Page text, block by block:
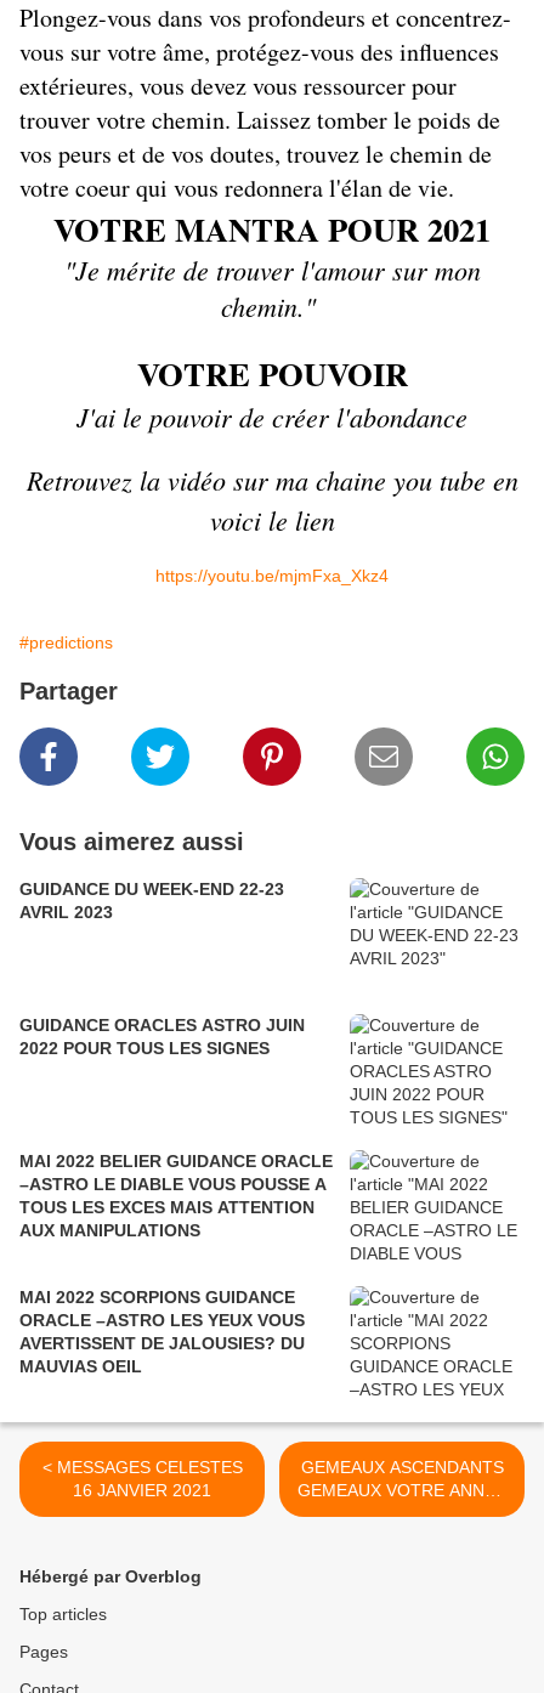
Plongez-vous dans vos profondeurs et concentrez-
vous sur votre âme, protégez-vous des influences
extérieures, vous devez vous ressourcer pour
trouver votre chemin. Laissez tomber le poids de
vos peurs et de vos doutes, trouvez le chemin de
votre coeur qui vous redonnera l'élan de vie.
VOTRE MANTRA POUR 2021
"Je mérite de trouver l'amour sur mon
chemin."
VOTRE POUVOIR
J'ai le pouvoir de créer l'abondance
Retrouvez la vidéo sur ma chaine you tube en
voici le lien
https://youtu.be/mjmFxa_Xkz4
#predictions
Partager
Vous aimerez aussi
GUIDANCE DU WEEK-END 22-23
AVRIL 2023
GUIDANCE ORACLES ASTRO JUIN
2022 POUR TOUS LES SIGNES
MAI 2022 BELIER GUIDANCE ORACLE
–ASTRO LE DIABLE VOUS POUSSE A
TOUS LES EXCES MAIS ATTENTION
AUX MANIPULATIONS
MAI 2022 SCORPIONS GUIDANCE
ORACLE –ASTRO LES YEUX VOUS
AVERTISSENT DE JALOUSIES? DU
MAUVIAS OEIL
< MESSAGES CELESTES
16 JANVIER 2021
GEMEAUX ASCENDANTS
GEMEAUX VOTRE ANNEE
2021 GUIDANCE ORACLE
Hébergé par Overblog
Top articles
Pages